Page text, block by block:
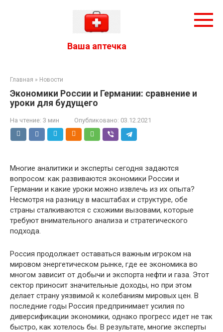
Ваша аптечка
Главная » Новости
Экономики России и Германии: сравнение и
уроки для будущего
На чтение: 3 мин Опубликовано: 03.12.2021
Многие аналитики и эксперты сегодня задаются
вопросом: как развиваются экономики России и
Германии и какие уроки можно извлечь из их опыта?
Несмотря на разницу в масштабах и структуре, обе
страны сталкиваются с схожими вызовами, которые
требуют внимательного анализа и стратегического
подхода.
Россия продолжает оставаться важным игроком на
мировом энергетическом рынке, где ее экономика во
многом зависит от добычи и экспорта нефти и газа. Этот
сектор приносит значительные доходы, но при этом
делает страну уязвимой к колебаниям мировых цен. В
последние годы Россия предпринимает усилия по
диверсификации экономики, однако прогресс идет не так
быстро, как хотелось бы. В результате, многие эксперты